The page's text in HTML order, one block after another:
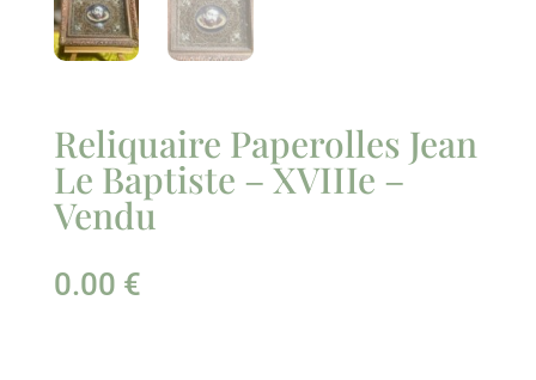
Reliquaire Paperolles Jean
Le Baptiste – XVIIIe –
Vendu
0.00 €